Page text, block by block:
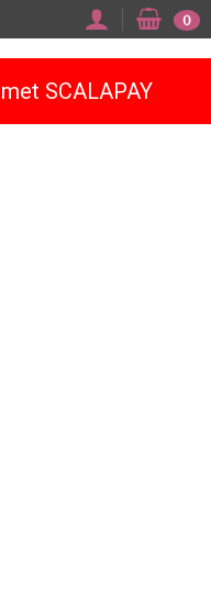
SCALAPAY
0